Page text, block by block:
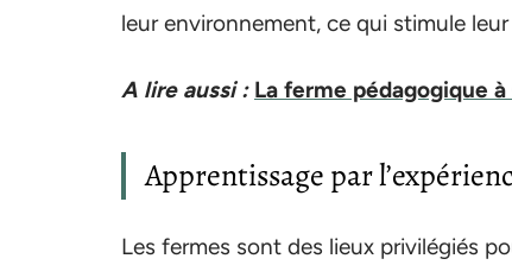
leur environnement, ce qui stimule
A lire aussi : La ferme pédagogique
Apprentissage par
Les fermes sont des lieux privilégiés